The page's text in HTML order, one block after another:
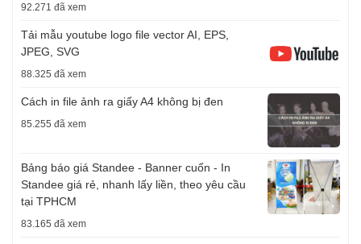
92.271 đã xem
Tải mẫu youtube logo file vector AI, EPS,
JPEG, SVG
88.325 đã xem
Cách in file ảnh ra giấy A4 không bị đen
85.255 đã xem
Bảng báo giá Standee - Banner cuốn - In
Standee giá rẻ, nhanh lấy liền, theo yêu cầu
tại TPHCM
83.165 đã xem